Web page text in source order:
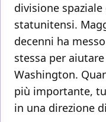
divisione
statunitensi.
decenni ha
stessa per
Washington.
più importante,
in una direzione